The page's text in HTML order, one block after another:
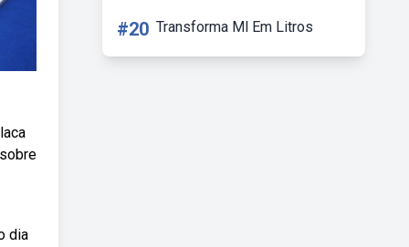
dia
#20 Transforma Ml Em Litros